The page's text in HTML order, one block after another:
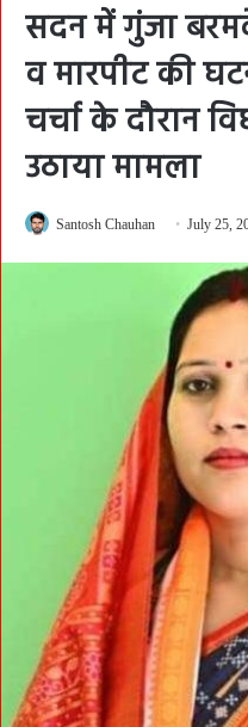
सदन में गुंजा
व मारपीट की
चर्चा के दौरान
उठाया मामला
Santosh Chauhan July 25,